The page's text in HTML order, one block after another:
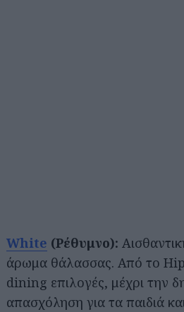
White (Ρέθυμνο):
άρωμα θάλασσας. Από το
dining επιλογές, μέχρι την
απασχόληση για τα παιδιά